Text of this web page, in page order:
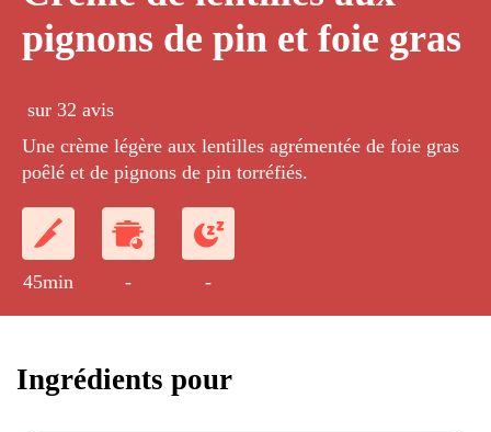
pignons de pin et foie gras
sur 32 avis
Une crème légère aux lentilles agrémentée de foie gras
poêlé et de pignons de pin torréfiés.
45min - -
Ingrédients pour